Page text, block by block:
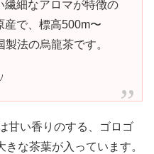
繊細なアロマが特徴の
産で、標高500m〜
法の烏龍茶です。
甘い香りのする、ゴロゴ
な茶葉が入っています。